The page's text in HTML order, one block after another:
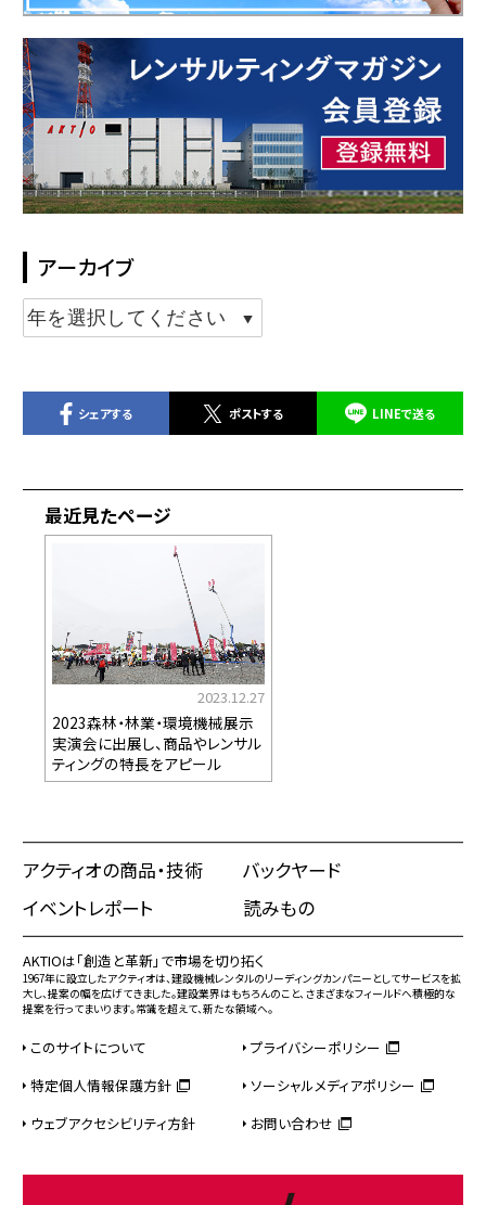
アーカイブ
シェアする ポストする LINEで送る
最近見たページ
2023.12.27
2023森林・林業・環境機械展示
実演会に出展し、商品やレンサル
ティングの特長をアピール
アクティオの商品・技術
バックヤード
イベントレポート
読みもの
AKTIOは「創造と革新」で市場を切り拓く
1967年に設立したアクティオは、建設機械レンタルのリーディングカンパニーとしてサービスを拡
大し、提案の幅を広げてきました。建設業界はもちろんのこと、さまざまなフィールドへ積極的な
提案を行ってまいります。常識を超えて、新たな領域へ。
このサイトについて
プライバシーポリシー
特定個人情報保護方針
ソーシャルメディアポリシー
ウェブアクセシビリティ方針
お問い合わせ